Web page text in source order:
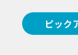
ピック